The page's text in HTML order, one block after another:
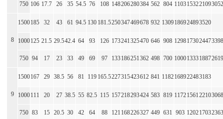
750 106 17.7 26 35 54.5 76 108 148206280384 562 804 110315322109
8
1500185 32 43 61 94.5 130 181.5250347469678 932 1309186924893520
1000125 21.5 29.542.4 64 93 126 173241325470 646 908 129817302447
750 94 17 23 33 49 69 97 133186251362 498 700 100013331887
9
1500167 29 38.5 56 81 119 165.5227315423612 841 1182168922483183
1000111 20 27 38.5 55 82.5 115 157218293424 583 819 117215612210
750 83 15 20.5 30 42 64 88 121 168226327 449 631 903 12021703